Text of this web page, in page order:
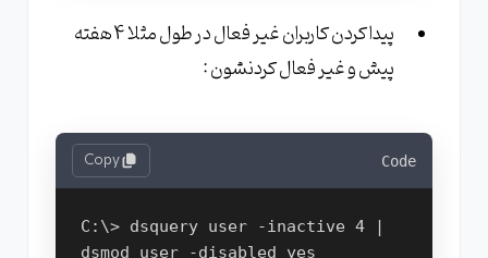
پیدا کردن کاربران غیر فعال در طول مثلا 4 هفته
پیش و غیر فعال کردنشون :
Code
Copy
C:\> dsquery user -inactive 4 |